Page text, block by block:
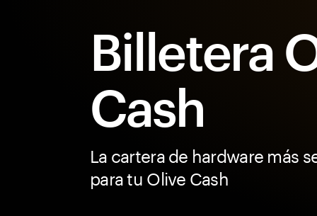
Billetera
Cash
La cartera de hardware más
para tu Olive Cash